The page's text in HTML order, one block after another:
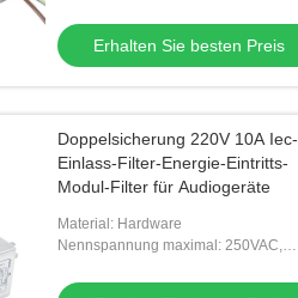
Erhalten Sie besten Preis
Doppelsicherung 220V 10A Iec-
Einlass-Filter-Energie-Eintritts-
Modul-Filter für Audiogeräte
Material: Hardware
Nennspannung maximal: 250VAC,